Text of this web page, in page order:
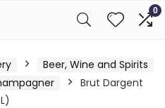
0
Beer, Wine and Spirits
Brut Dargent